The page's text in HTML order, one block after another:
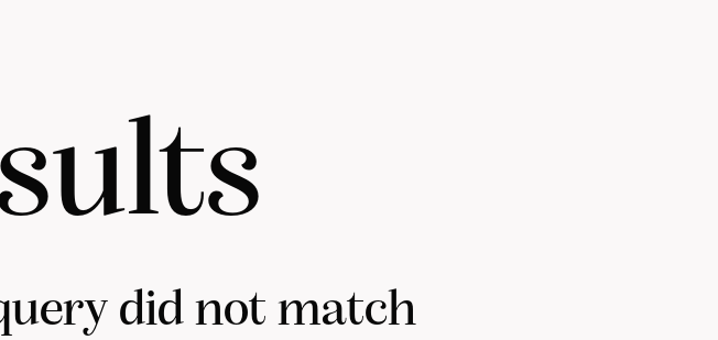
did not match